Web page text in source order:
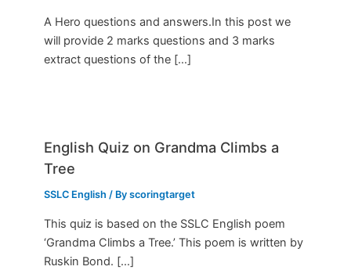
A Hero questions and answers.In this post we
will provide 2 marks questions and 3 marks
extract questions of the […]
English Quiz on Grandma Climbs a
Tree
SSLC English / Byscoringtarget
This quiz is based on the SSLC English poem
‘Grandma Climbs a Tree.’ This poem is written by
Ruskin Bond. […]